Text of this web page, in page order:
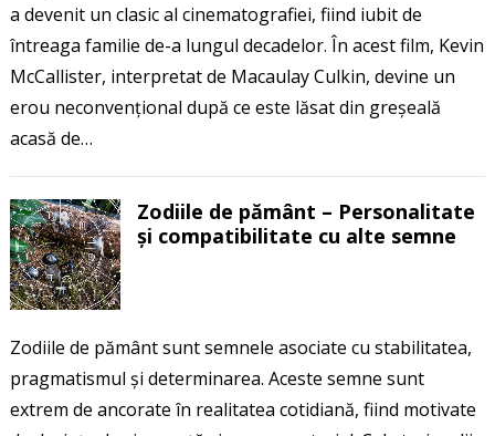
a devenit un clasic al cinematografiei, fiind iubit de
întreaga familie de-a lungul decadelor. În acest film, Kevin
McCallister, interpretat de Macaulay Culkin, devine un
erou neconvențional după ce este lăsat din greșeală
acasă de…
Zodiile de pământ – Personalitate
și compatibilitate cu alte semne
Zodiile de pământ sunt semnele asociate cu stabilitatea,
pragmatismul și determinarea. Aceste semne sunt
extrem de ancorate în realitatea cotidiană, fiind motivate